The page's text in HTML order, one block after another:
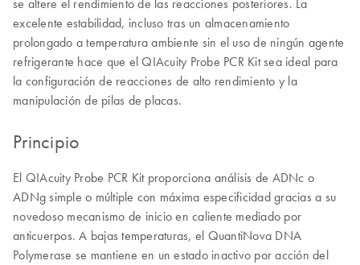
se altere el rendimiento de las reacciones posteriores. La
excelente estabilidad, incluso tras un almacenamiento
prolongado a temperatura ambiente sin el uso de ningún agente
refrigerante hace que el QIAcuity Probe PCR Kit sea ideal para
la configuración de reacciones de alto rendimiento y la
manipulación de pilas de placas.
Principio
El QIAcuity Probe PCR Kit proporciona análisis de ADNc o
ADNg simple o múltiple con máxima especificidad gracias a su
novedoso mecanismo de inicio en caliente mediado por
anticuerpos. A bajas temperaturas, el QuantiNova DNA
Polymerase se mantiene en un estado inactivo por acción del